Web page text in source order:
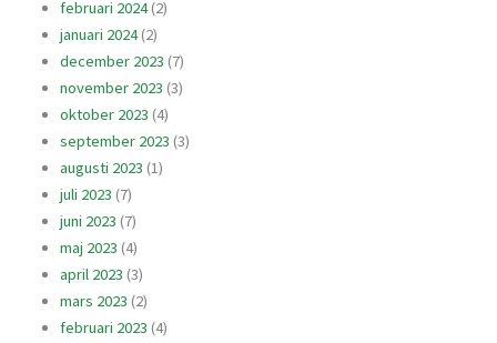
februari 2024(2)
januari 2024(2)
december 2023 (7)
november 2023 (3)
oktober 2023 (4)
september 2023 (3)
augusti 2023 (1)
juli 2023 (7)
juni 2023 (7)
maj 2023 (4)
april 2023 (3)
mars 2023 (2)
februari 2023 (4)